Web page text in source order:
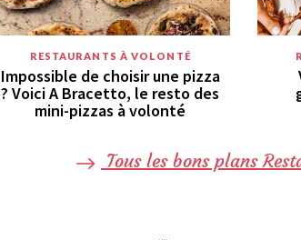
RESTAURANTS À VOLONTÉ
Impossible de choisir une pizza
? Voici A Bracetto, le resto des
mini-pizzas à volonté
Tous les bons plans